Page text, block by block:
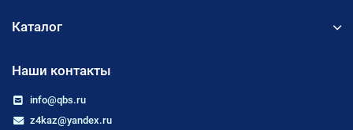
Каталог
Наши контакты
info@qbs.ru
z4kaz@yandex.ru